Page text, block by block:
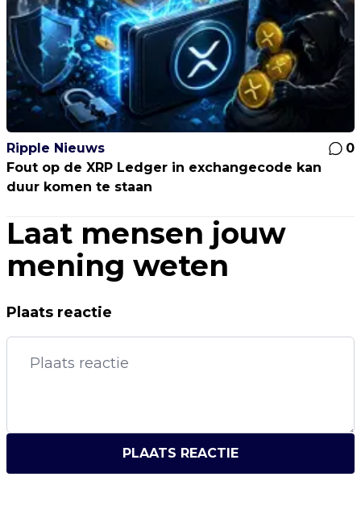
Ripple Nieuws
0
Fout op de XRP Ledger in exchangecode kan
duur komen te staan
Laat mensen jouw
mening weten
Plaats reactie
PLAATS REACTIE